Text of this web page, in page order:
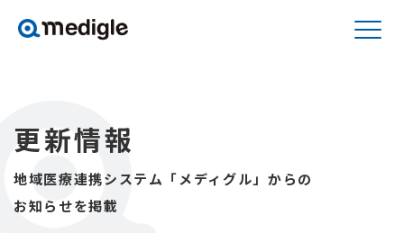
更新情報
地域医療連携システム「メディグル」からの
お知らせを掲載